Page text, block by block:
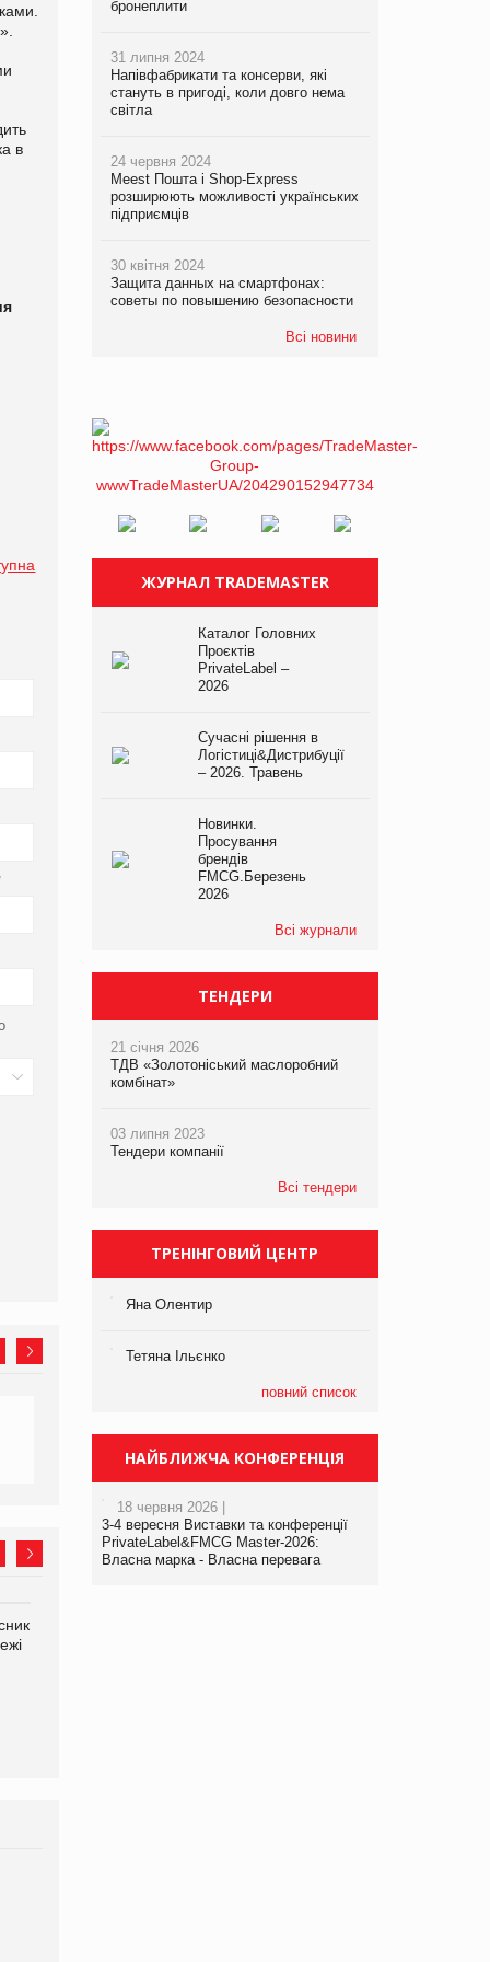
в
бронеплити
31 липня 2024
Напівфабрикати та консерви, які
стануть в пригоді, коли довго нема
світла
24 червня 2024
Meest Пошта і Shop-Express
розширюють можливості українських
підприємців
30 квітня 2024
Защита данных на смартфонах:
советы по повышению безопасности
Всі новини
ЖУРНАЛ TRADEMASTER
Каталог Головних
Проєктів
PrivateLabel –
2026
Сучасні рішення в
Логістиці&Дистрибуції
– 2026. Травень
Новинки.
Просування
брендів
FMCG.Березень
2026
Всі журнали
ТЕНДЕРИ
21 січня 2026
ТДВ «Золотоніський маслоробний
комбінат»
03 липня 2023
Тендери компанії
Всі тендери
ТРЕНІНГОВИЙ ЦЕНТР
Яна Олентир
Тетяна Ільєнко
повний список
НАЙБЛИЖЧА КОНФЕРЕНЦІЯ
18 червня 2026 |
3-4 вересня Виставки та конференції
PrivateLabel&FMCG Master-2026:
Власна марка - Власна перевага